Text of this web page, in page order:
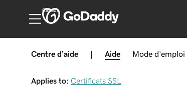
Canada
Centre d’aide Aide Mode d’emploi
Applies to: Certificats SSL